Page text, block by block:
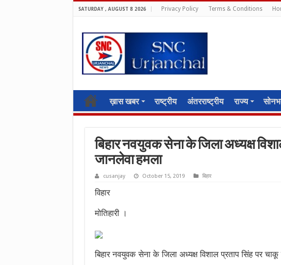
SATURDAY , AUGUST 8 2026 Privacy Policy Terms & Conditions
ख़ास खबर राष्ट्रीय अंतरराष्ट्रीय राज्य
बिहार नवयुवक सेना के जिला अध्यक्ष
जानलेवा हमला
cusanjay October 15, 2019 बिहार
विहार
मोतिहारी ।
बिहार नवयुवक सेना के जिला अध्यक्ष विशाल प्रताप सिंह पर